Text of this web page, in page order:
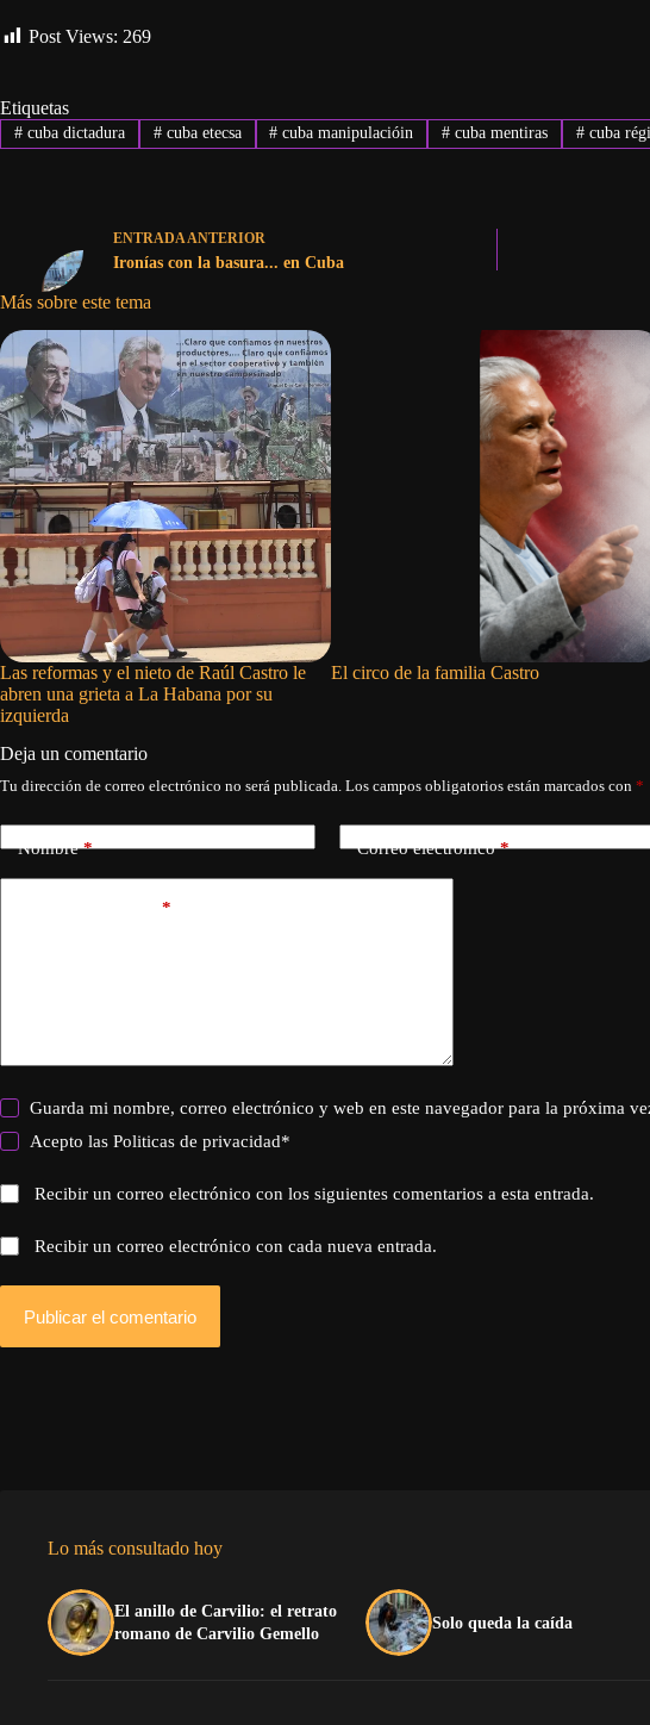
Post Views: 269
Etiquetas
#cuba dictadura #cuba etecsa # cuba manipulacióin # cuba mentiras # cuba
ENTRADAANTERIOR
Ironías con la basura... en Cuba
Más sobre este tema
Las reformas y el nieto de Raúl Castro le
abren una grieta a La Habana por su
izquierda
El circo de la familia Castro
Deja un comentario
Tu dirección de correo electrónico no será publicada. Los campos obligatorios están marcados con *
Nombre* Correo electrónico*
*
Guarda mi nombre, correo electrónico y web en este navegador para la próxima
Acepto lasPoliticas de privacidad*
Recibir un correo electrónico con los siguientes comentarios a esta entrada.
Recibir un correo electrónico con cada nueva entrada.
Publicar el comentario
Lo más consultado hoy
El anillo de Carvilio: el retrato
romano de Carvilio Gemello
Solo queda la caída